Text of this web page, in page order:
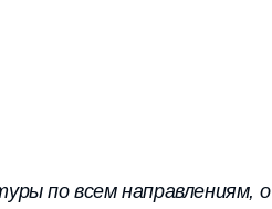
по всем направлениям, о